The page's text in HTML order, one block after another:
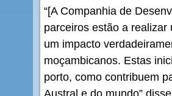
“[A Companhia de
parceiros estão a
um impacto
moçambicanos. Estas
porto, como contribuem
Austral e do mundo”